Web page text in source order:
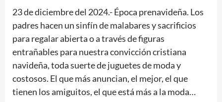
23 de diciembre del 2024.- Época prenavideña. Los
padres hacen un sinfín de malabares y sacrificios
para regalar abierta o a través de figuras
entrañables para nuestra convicción cristiana
navideña, toda suerte de juguetes de moda y
costosos. El que más anuncian, el mejor, el que
tienen los amiguitos, el que está más a la moda…